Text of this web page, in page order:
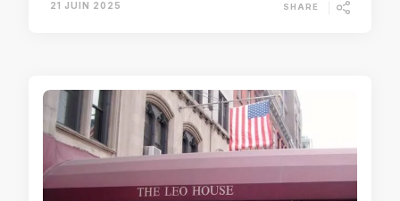
21 JUIN 2025 SHARE